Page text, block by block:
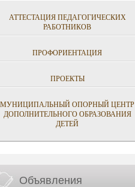
АТТЕСТАЦИЯ ПЕДАГОГИЧЕСКИХ
РАБОТНИКОВ
ПРОФОРИЕНТАЦИЯ
ПРОЕКТЫ
МУНИЦИПАЛЬНЫЙ ОПОРНЫЙ ЦЕНТР
ДОПОЛНИТЕЛЬНОГО ОБРАЗОВАНИЯ
ДЕТЕЙ
Объявления